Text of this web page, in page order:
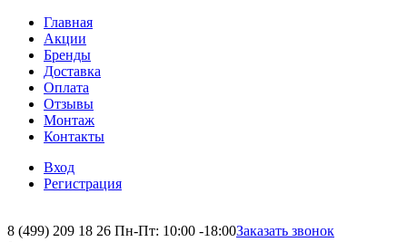
Главная
Акции
Бренды
Доставка
Оплата
Отзывы
Монтаж
Контакты
Вход
Регистрация
8 (499) 209 18 26 Пн-Пт: 10:00 -18:00Заказать звонок